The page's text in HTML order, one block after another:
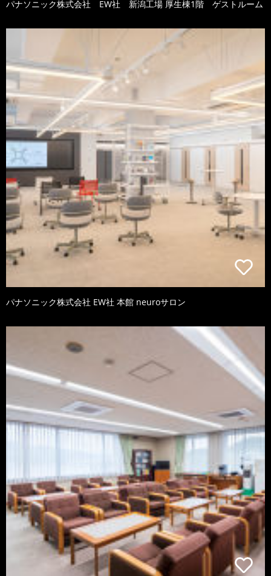
パナソニック株式会社 EW社 新潟工場 厚生棟1階 ゲストルーム
パナソニック株式会社 EW社 本館 neuroサロン